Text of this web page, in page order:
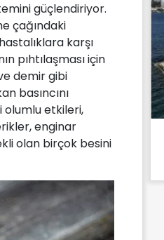
güçlendiriyor.
çağındaki
karşı
pıhtılaşması için
demir gibi
basıncını
olumlu etkileri,
enginar
olan birçok besini